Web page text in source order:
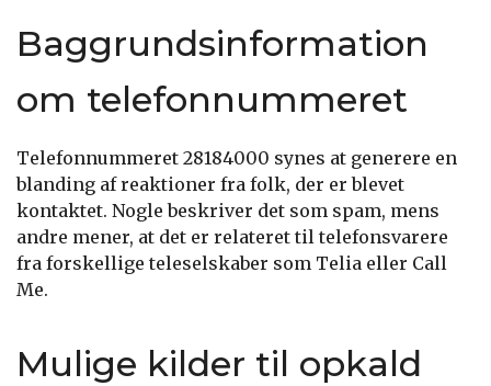
Baggrundsinformation
om telefonnummeret
Telefonnummeret 28184000 synes at generere en
blanding af reaktioner fra folk, der er blevet
kontaktet. Nogle beskriver det som spam, mens
andre mener, at det er relateret til telefonsvarere
fra forskellige teleselskaber som Telia eller Call
Me.
Mulige kilder til opkald